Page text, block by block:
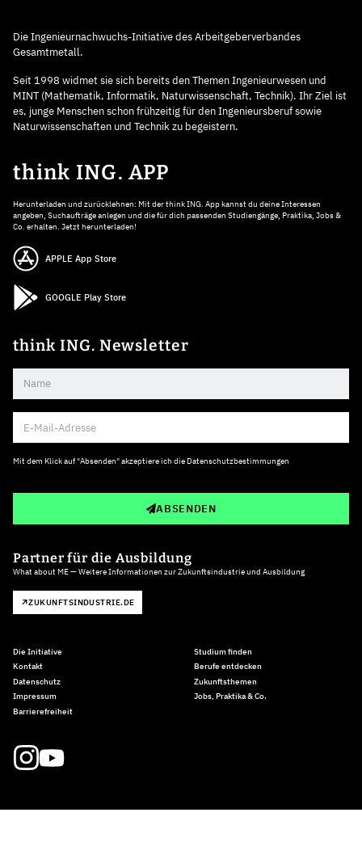
Die Ingenieurnachwuchs-Initiative des Arbeitgeberverbandes
Gesamtmetall.
Seit 1998 widmet sie sich bereits den Themen Ingenieurwesen und
MINT (Mathematik, Informatik, Naturwissenschaft, Technik). Ihr Ziel ist
es, junge Menschen schon frühzeitig für den Ingenieursberuf sowie
Naturwissenschaften und Technik zu begeistern.
think ING. APP
Herunterladen und zurücklehnen: Mit der think ING. App kannst du deine Interessen
angeben, Suchaufträge anlegen und die für dich passenden Studiengänge, Praktika, Jobs &
Co. erhalten. Jetzt herunterladen!
APPLE App Store
GOOGLE Play Store
think ING. Newsletter
Mit dem Klick auf "Absenden" akzeptiere ich die Datenschutzbestimmungen
ABSENDEN
Partner für die Ausbildung
What about ME — Weitere Informationen zur Zukunftsindustrie und Ausbildung
ZUKUNFTSINDUSTRIE.DE
Die Initiative
Kontakt
Datenschutz
Impressum
Barrierefreiheit
Studium finden
Berufe entdecken
Zukunftsthemen
Jobs, Praktika & Co.